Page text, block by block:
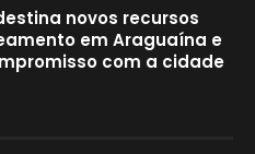
novos recursos
em Araguaína e
com a cidade